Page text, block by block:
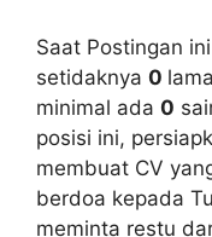
Saat Postingan
setidaknya 0
minimal ada 0
posisi ini,
membuat CV
berdoa kepada
meminta restu